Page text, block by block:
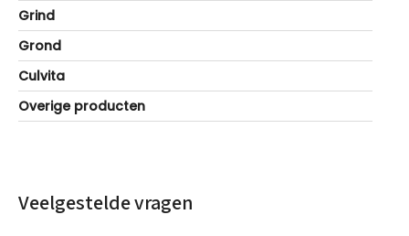
Grind
Grond
Culvita
Overige producten
Veelgestelde vragen